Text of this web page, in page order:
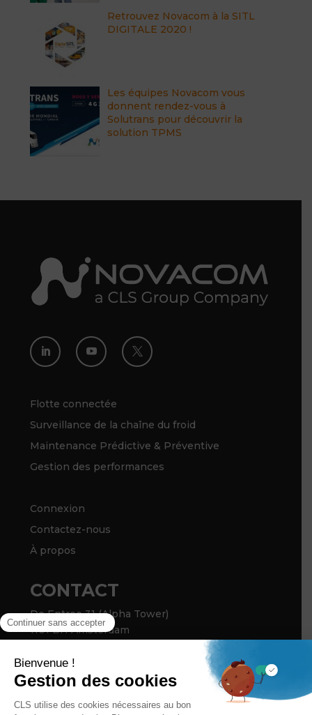
Retrouvez Novacom à la SITL
DIGITALE 2020 !
Les équipes Novacom vous
donnent rendez-vous à
Solutrans pour découvrir la
solution TPMS
  
Flotte connectée
Surveillance de la chaîne du froid
Maintenance Prédictive & Préventive
Gestion des performances
Connexion
Contactez-nous
À propos
CONTACT
De Entree 31 (Alpha Tower)
1101 BH Amsterdam